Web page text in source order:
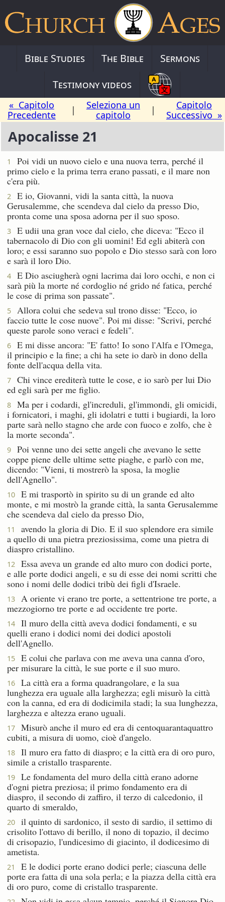
Bible Studies The Bible
Sermons
Testimony videos
« Capitolo
Precedente
|
Seleziona un
capitolo
|
Capitolo
Successivo »
Apocalisse 21
1
Poi vidi un nuovo cielo e una nuova terra, perché il
primo cielo e la prima terra erano passati, e il mare non
c'era più.
2
E io, Giovanni, vidi la santa città, la nuova
Gerusalemme, che scendeva dal cielo da presso Dio,
pronta come una sposa adorna per il suo sposo.
3
E udii una gran voce dal cielo, che diceva: "Ecco il
tabernacolo di Dio con gli uomini! Ed egli abiterà con
loro; e essi saranno suo popolo e Dio stesso sarà con loro
e sarà il loro Dio.
4
E Dio asciugherà ogni lacrima dai loro occhi, e non ci
sarà più la morte né cordoglio né grido né fatica, perché
le cose di prima son passate".
5
Allora colui che sedeva sul trono disse: "Ecco, io
faccio tutte le cose nuove". Poi mi disse: "Scrivi, perché
queste parole sono veraci e fedeli".
6
E mi disse ancora: "E' fatto! Io sono l'Alfa e l'Omega,
il principio e la fine; a chi ha sete io darò in dono della
fonte dell'acqua della vita.
7
Chi vince erediterà tutte le cose, e io sarò per lui Dio
ed egli sarà per me figlio.
8
Ma per i codardi, gl'increduli, gl'immondi, gli omicidi,
i fornicatori, i maghi, gli idolatri e tutti i bugiardi, la loro
parte sarà nello stagno che arde con fuoco e zolfo, che è
la morte seconda".
9
Poi venne uno dei sette angeli che avevano le sette
coppe piene delle ultime sette piaghe, e parlò con me,
dicendo: "Vieni, ti mostrerò la sposa, la moglie
dell'Agnello".
10
E mi trasportò in spirito su di un grande ed alto
monte, e mi mostrò la grande città, la santa Gerusalemme
che scendeva dal cielo da presso Dio,
11
avendo la gloria di Dio. E il suo splendore era simile
a quello di una pietra preziosissima, come una pietra di
diaspro cristallino.
12
Essa aveva un grande ed alto muro con dodici porte,
e alle porte dodici angeli, e su di esse dei nomi scritti che
sono i nomi delle dodici tribù dei figli d'Israele.
13
A oriente vi erano tre porte, a settentrione tre porte, a
mezzogiorno tre porte e ad occidente tre porte.
14
Il muro della città aveva dodici fondamenti, e su
quelli erano i dodici nomi dei dodici apostoli
dell'Agnello.
15
E colui che parlava con me aveva una canna d'oro,
per misurare la città, le sue porte e il suo muro.
16
La città era a forma quadrangolare, e la sua
lunghezza era uguale alla larghezza; egli misurò la città
con la canna, ed era di dodicimila stadi; la sua lunghezza,
larghezza e altezza erano uguali.
17
Misurò anche il muro ed era di centoquarantaquattro
cubiti, a misura di uomo, cioè d'angelo.
18
Il muro era fatto di diaspro; e la città era di oro puro,
simile a cristallo trasparente.
19
Le fondamenta del muro della città erano adorne
d'ogni pietra preziosa; il primo fondamento era di
diaspro, il secondo di zaffiro, il terzo di calcedonio, il
quarto di smeraldo,
20
il quinto di sardonico, il sesto di sardio, il settimo di
crisolito l'ottavo di berillo, il nono di topazio, il decimo
di crisopazio, l'undicesimo di giacinto, il dodicesimo di
ametista.
21
E le dodici porte erano dodici perle; ciascuna delle
porte era fatta di una sola perla; e la piazza della città era
di oro puro, come di cristallo trasparente.